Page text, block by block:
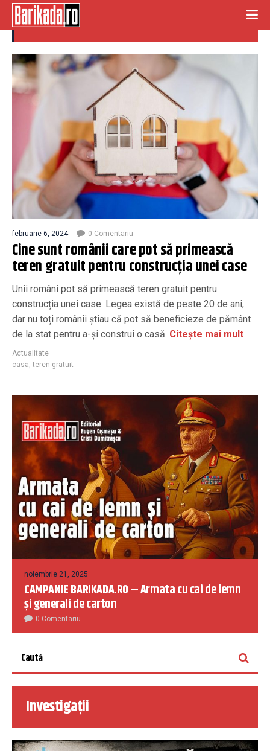
teren gratuit
februarie 6, 2024 0 Comentariu
Cine sunt românii care pot să primească
teren gratuit pentru construcția unei case
Unii români pot să primească teren gratuit pentru
construcția unei case. Legea există de peste 20 de ani,
dar nu toți românii știau că pot să beneficieze de pământ
de la stat pentru a-și construi o casă. Citește mai mult
Actualitate
casa,teren gratuit
noiembrie 21, 2025
CAMPANIE BARIKADA.RO – Armata cu cai de lemn
și generali de carton
0 Comentariu
Investigații